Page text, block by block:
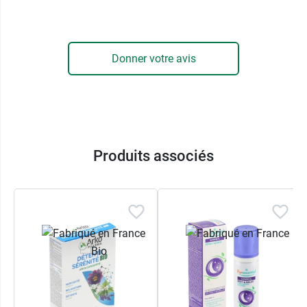
Vegan
Sans lactose
*Temps d'endormissement réduit en moyenne de 9 minutes
ans en moyenne, diagnostiquées d'insomnie primaire.
Posologie : 1 comprimé/jour - Durée : 2 semaines. J7 :
7ème jour de programme surveillé avec la montre
chronomètre Krono.
Donner votre avis
Produits associés